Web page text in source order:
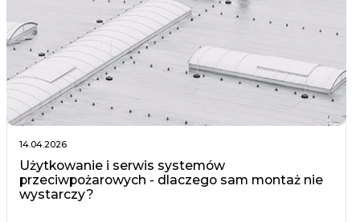
14.04.2026
Użytkowanie i serwis systemów
przeciwpożarowych - dlaczego sam montaż nie
wystarczy?